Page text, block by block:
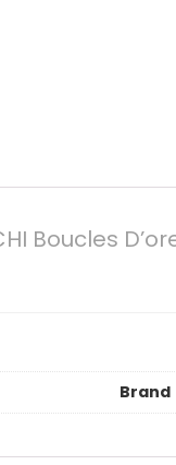
Boucles
Brand